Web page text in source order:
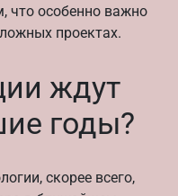
что особенно важно
проектах.
ждут
годы?
скорее всего,